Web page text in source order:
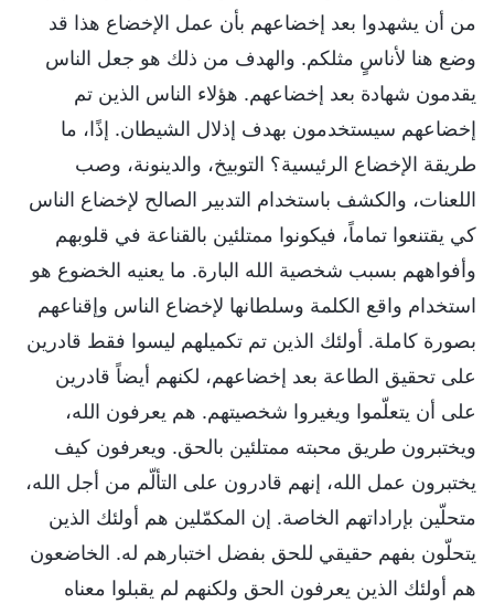
من أن يشهدوا بعد إخضاعهم بأن عمل الإخضاع هذا قد
وضع هنا لأناسٍ مثلكم. والهدف من ذلك هو جعل الناس
يقدمون شهادة بعد إخضاعهم. هؤلاء الناس الذين تم
إخضاعهم سيستخدمون بهدف إذلال الشيطان. إذًا، ما
طريقة الإخضاع الرئيسية؟ التوبيخ، والدينونة، وصب
اللعنات، والكشف باستخدام التدبير الصالح لإخضاع الناس
كي يقتنعوا تماماً، فيكونوا ممتلئين بالقناعة في قلوبهم
وأفواههم بسبب شخصية الله البارة. ما يعنيه الخضوع هو
استخدام واقع الكلمة وسلطانها لإخضاع الناس وإقناعهم
بصورة كاملة. أولئك الذين تم تكميلهم ليسوا فقط قادرين
على تحقيق الطاعة بعد إخضاعهم، لكنهم أيضاً قادرين
على أن يتعلّموا ويغيروا شخصيتهم. هم يعرفون الله،
ويختبرون طريق محبته ممتلئين بالحق. ويعرفون كيف
يختبرون عمل الله، إنهم قادرون على التألّم من أجل الله،
متحلّين بإراداتهم الخاصة. إن المكمّلين هم أولئك الذين
يتحلّون بفهم حقيقي للحق بفضل اختبارهم له. الخاضعون
هم أولئك الذين يعرفون الحق ولكنهم لم يقبلوا معناه